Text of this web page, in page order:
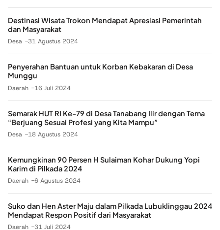
Destinasi Wisata Trokon Mendapat Apresiasi Pemerintah
dan Masyarakat
Desa 31 Agustus 2024
Penyerahan Bantuan untuk Korban Kebakaran di Desa
Munggu
Daerah 16 Juli 2024
Semarak HUT RI Ke-79 di Desa Tanabang Ilir dengan Tema
“Berjuang Sesuai Profesi yang Kita Mampu”
Desa 18 Agustus 2024
Kemungkinan 90 Persen H Sulaiman Kohar Dukung Yopi
Karim di Pilkada 2024
Daerah 6 Agustus 2024
Suko dan Hen Aster Maju dalam Pilkada Lubuklinggau 2024
Mendapat Respon Positif dari Masyarakat
Daerah 31 Juli 2024